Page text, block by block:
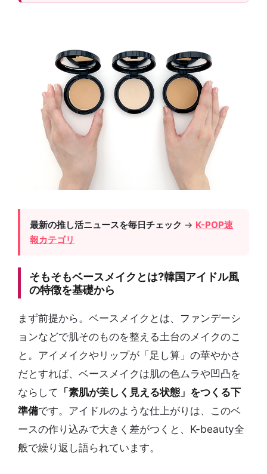
最新の推し活ニュースを毎日チェック → K-POP速
報カテゴリ
そもそもベースメイクとは?韓国アイドル風
の特徴を基礎から
まず前提から。ベースメイクとは、ファンデーシ
ョンなどで肌そのものを整える土台のメイクのこ
と。アイメイクやリップが「足し算」の華やかさ
だとすれば、ベースメイクは肌の色ムラや凹凸を
ならして 「素肌が美しく見える状態」をつくる下
準備です。アイドルのような仕上がりは、このベ
ースの作り込みで大きく差がつくと、K-beauty全
般で繰り返し語られています。